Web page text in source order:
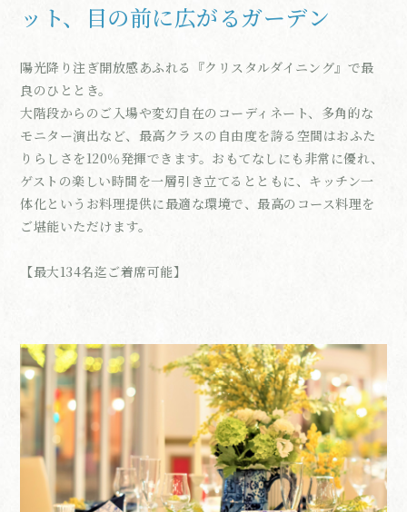
ット、目の前に広がるガーデン
陽光降り注ぎ開放感あふれる『クリスタルダイニング』で最
良のひととき。
大階段からのご入場や変幻自在のコーディネート、多角的な
モニター演出など、最高クラスの自由度を誇る空間はおふた
りらしさを120％発揮できます。おもてなしにも非常に優れ、
ゲストの楽しい時間を一層引き立てるとともに、キッチン一
体化というお料理提供に最適な環境で、最高のコース料理を
ご堪能いただけます。
【最大134名迄ご着席可能】